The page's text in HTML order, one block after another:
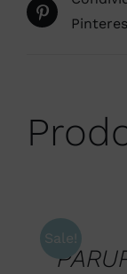
Sale!
CARRELLO
/
DETTAGLI